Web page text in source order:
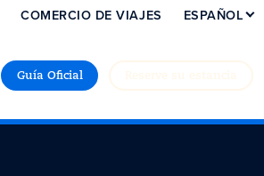
Guía Oficial
COMERCIO DE VIAJES ESPAÑOL